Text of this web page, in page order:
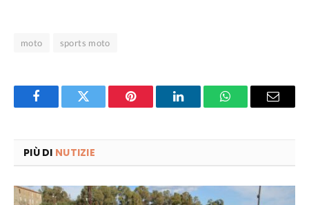
moto sports moto
FacebookTwitter Pinterest LinkedInWhatsAppEmail
PIÙ DI NUTIZIE